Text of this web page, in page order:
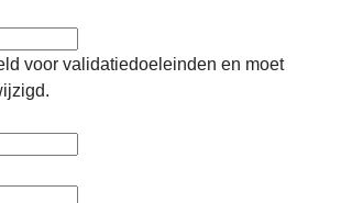
voor validatiedoeleinden en moet